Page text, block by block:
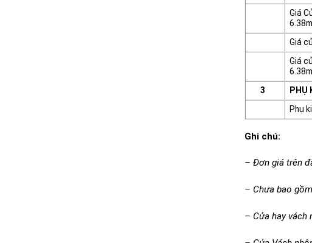
Giá
Giá
Giá
3
PHỤ
Phụ
Ghi chú:
– Đơn giá trên
– Chưa bao
– Cửa hay vách